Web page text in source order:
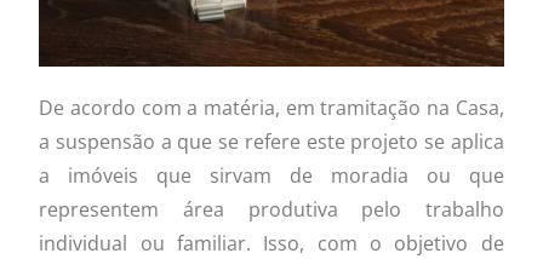
De acordo com a matéria, em tramitação na Casa,
a suspensão a que se refere este projeto se aplica
a imóveis que sirvam de moradia ou que
representem área produtiva pelo trabalho
individual ou familiar. Isso, com o objetivo de